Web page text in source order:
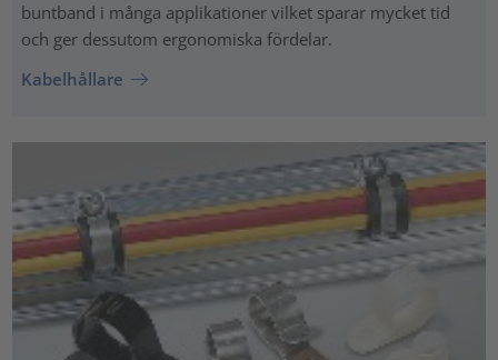
buntband i många applikationer vilket sparar mycket tid
och ger dessutom ergonomiska fördelar.
Kabelhållare